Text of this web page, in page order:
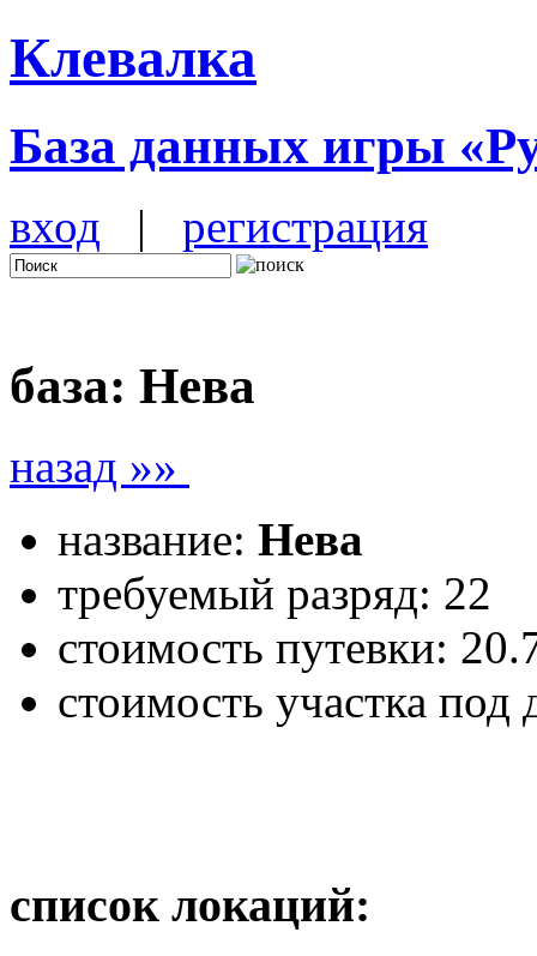
Клевалка
База данных игры
вход | регистрация
база: Нева
назад »»
название: Нева
требуемый разряд: 22
стоимость путевки:
стоимость участка
список локаций: